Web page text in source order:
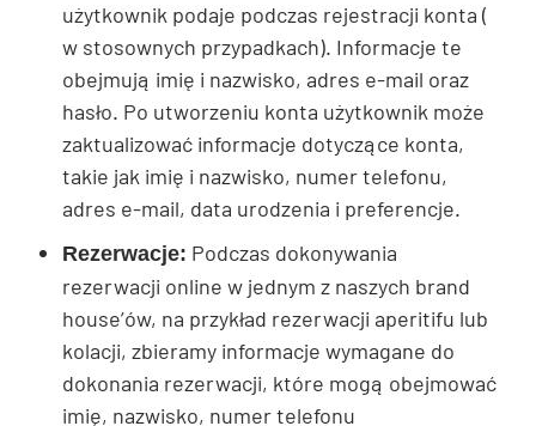
użytkownik podaje podczas rejestracji konta (
w stosownych przypadkach). Informacje te
obejmują imię i nazwisko, adres e-mail oraz
hasło. Po utworzeniu konta użytkownik może
zaktualizować informacje dotyczące konta,
takie jak imię i nazwisko, numer telefonu,
adres e-mail, data urodzenia i preferencje.
Rezerwacje: Podczas dokonywania
rezerwacji online w jednym z naszych brand
house’ów, na przykład rezerwacji aperitifu lub
kolacji, zbieramy informacje wymagane do
dokonania rezerwacji, które mogą obejmować
imię, nazwisko, numer telefonu